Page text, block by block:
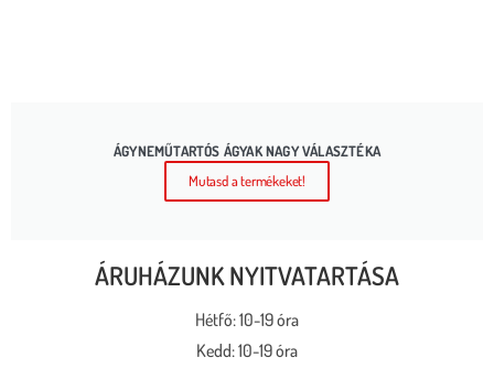
ÁGYNEMŰTARTÓS ÁGYAK NAGY VÁLASZTÉKA
Mutasd a termékeket!
ÁRUHÁZUNK NYITVATARTÁSA
Hétfő: 10-19 óra
Kedd: 10-19 óra